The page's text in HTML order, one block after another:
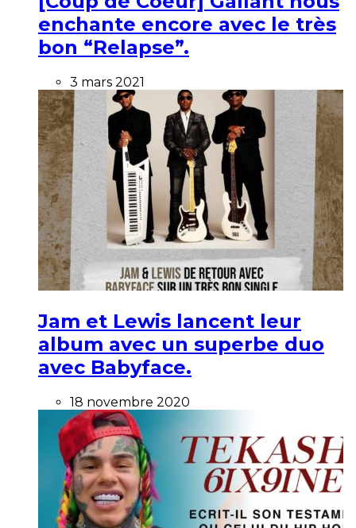
enchante encore avec le très
bon “Relapse”.
3 mars 2021
Jam et Lewis lancent leur
album avec un superbe duo
avec Babyface.
18 novembre 2020